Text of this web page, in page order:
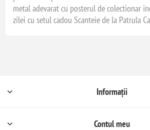
metal adevarat cu posterul de colectionar
zilei cu setul cadou Scanteie de la Patrula
Informații
Contul meu